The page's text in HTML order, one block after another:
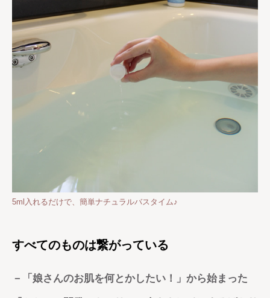
5ml入れるだけで、簡単ナチュラルバスタイム♪
すべてのものは繋がっている
－「娘さんのお肌を何とかしたい！」から始まった